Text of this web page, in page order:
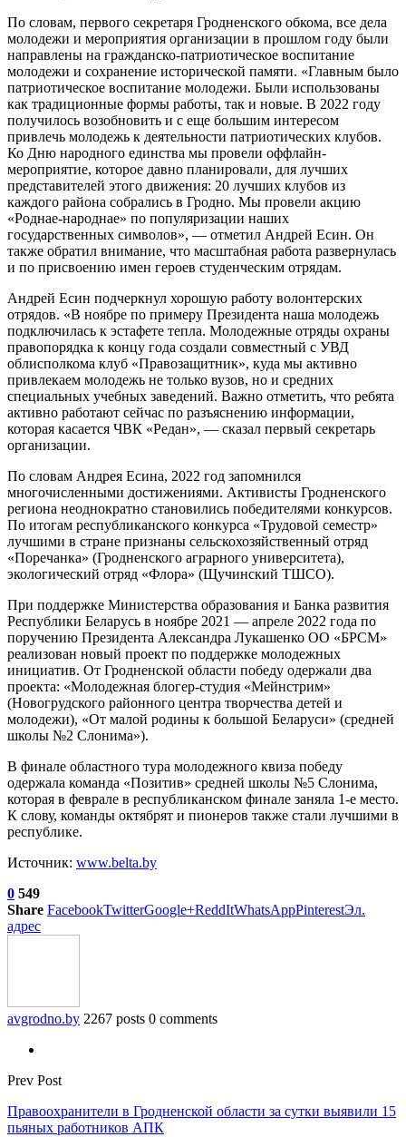
По словам, первого секретаря Гродненского обкома, все дела
молодежи и мероприятия организации в прошлом году были
направлены на гражданско-патриотическое воспитание
молодежи и сохранение исторической памяти. «Главным было
патриотическое воспитание молодежи. Были использованы
как традиционные формы работы, так и новые. В 2022 году
получилось возобновить и с еще большим интересом
привлечь молодежь к деятельности патриотических клубов.
Ко Дню народного единства мы провели оффлайн-
мероприятие, которое давно планировали, для лучших
представителей этого движения: 20 лучших клубов из
каждого района собрались в Гродно. Мы провели акцию
«Роднае-народнае» по популяризации наших
государственных символов», — отметил Андрей Есин. Он
также обратил внимание, что масштабная работа развернулась
и по присвоению имен героев студенческим отрядам.
Андрей Есин подчеркнул хорошую работу волонтерских
отрядов. «В ноябре по примеру Президента наша молодежь
подключилась к эстафете тепла. Молодежные отряды охраны
правопорядка к концу года создали совместный с УВД
облисполкома клуб «Правозащитник», куда мы активно
привлекаем молодежь не только вузов, но и средних
специальных учебных заведений. Важно отметить, что ребята
активно работают сейчас по разъяснению информации,
которая касается ЧВК «Редан», — сказал первый секретарь
организации.
По словам Андрея Есина, 2022 год запомнился
многочисленными достижениями. Активисты Гродненского
региона неоднократно становились победителями конкурсов.
По итогам республиканского конкурса «Трудовой семестр»
лучшими в стране признаны сельскохозяйственный отряд
«Поречанка» (Гродненского аграрного университета),
экологический отряд «Флора» (Щучинский ТШСО).
При поддержке Министерства образования и Банка развития
Республики Беларусь в ноябре 2021 — апреле 2022 года по
поручению Президента Александра Лукашенко ОО «БРСМ»
реализован новый проект по поддержке молодежных
инициатив. От Гродненской области победу одержали два
проекта: «Молодежная блогер-студия «Мейнстрим»
(Новогрудского районного центра творчества детей и
молодежи), «От малой родины к большой Беларуси» (средней
школы №2 Слонима»).
В финале областного тура молодежного квиза победу
одержала команда «Позитив» средней школы №5 Слонима,
которая в феврале в республиканском финале заняла 1-е место.
К слову, команды октябрят и пионеров также стали лучшими в
республике.
Источник: www.belta.by
0 549
Share FacebookTwitterGoogle+ReddItWhatsAppPinterestЭл.
адрес
avgrodno.by 2267 posts 0 comments
Prev Post
Правоохранители в Гродненской области за сутки выявили 15
пьяных работников АПК